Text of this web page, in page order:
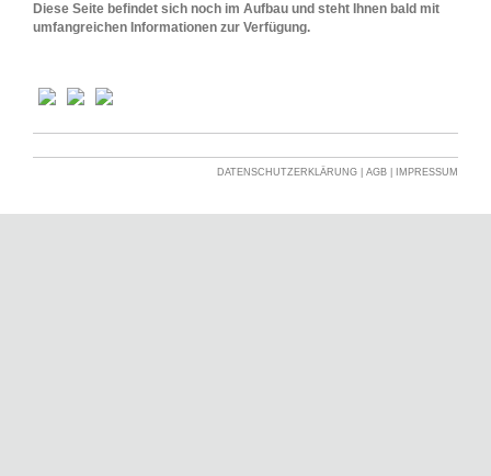
Diese Seite befindet sich noch im Aufbau und steht Ihnen bald mit
umfangreichen Informationen zur Verfügung.
DATENSCHUTZERKLÄRUNG AGB IMPRESSUM